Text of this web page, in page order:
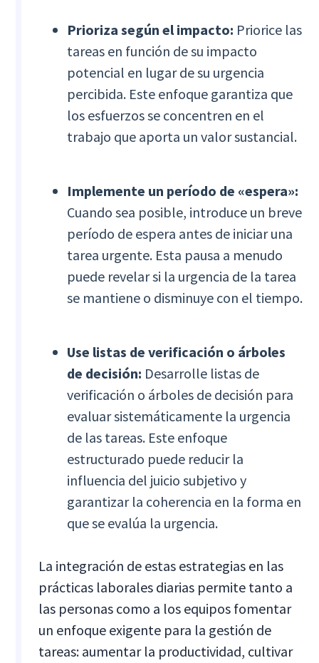
Prioriza según el impacto: Priorice las
tareas en función de su impacto
potencial en lugar de su urgencia
percibida. Este enfoque garantiza que
los esfuerzos se concentren en el
trabajo que aporta un valor sustancial.
Implemente un período de «espera»:
Cuando sea posible, introduce un breve
período de espera antes de iniciar una
tarea urgente. Esta pausa a menudo
puede revelar si la urgencia de la tarea
se mantiene o disminuye con el tiempo.
Use listas de verificación o árboles
de decisión: Desarrolle listas de
verificación o árboles de decisión para
evaluar sistemáticamente la urgencia
de las tareas. Este enfoque
estructurado puede reducir la
influencia del juicio subjetivo y
garantizar la coherencia en la forma en
que se evalúa la urgencia.
La integración de estas estrategias en las
prácticas laborales diarias permite tanto a
las personas como a los equipos fomentar
un enfoque exigente para la gestión de
tareas: aumentar la productividad, cultivar